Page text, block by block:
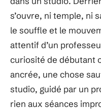
s’ouvre, ni temple, ni
le souffle et le
attentif d’un
curiosité de débutant
ancrée, une chose
studio, guidé par un
rien aux séances